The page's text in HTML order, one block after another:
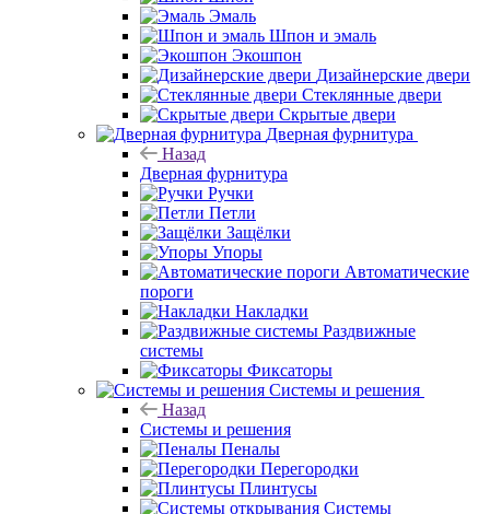
Эмаль
Шпон и эмаль
Экошпон
Дизайнерские двери
Стеклянные двери
Скрытые двери
Дверная фурнитура
Назад
Дверная фурнитура
Ручки
Петли
Защёлки
Упоры
Автоматические
пороги
Накладки
Раздвижные
системы
Фиксаторы
Системы и решения
Назад
Системы и решения
Пеналы
Перегородки
Плинтусы
Системы